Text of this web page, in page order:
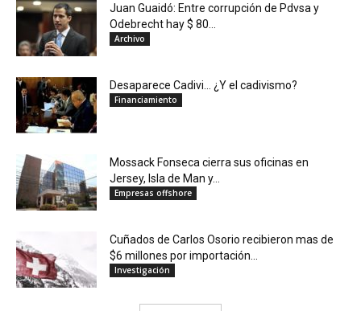
Juan Guaidó: Entre corrupción de Pdvsa y
Odebrecht hay $ 80...
Archivo
Desaparece Cadivi… ¿Y el cadivismo?
Financiamiento
Mossack Fonseca cierra sus oficinas en
Jersey, Isla de Man y...
Empresas offshore
Cuñados de Carlos Osorio recibieron mas de
$6 millones por importación...
Investigación